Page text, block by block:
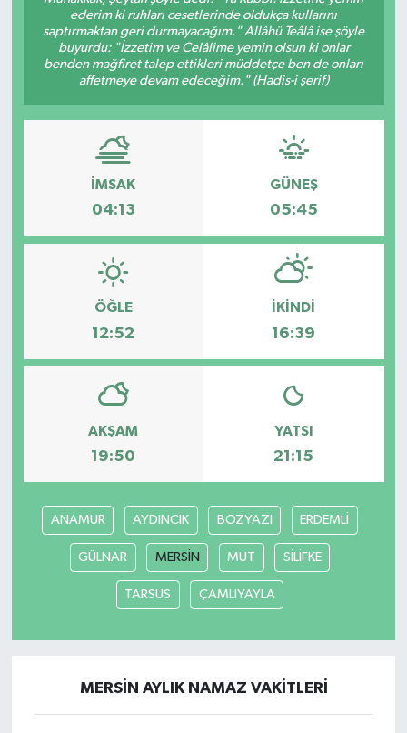
ederim ki ruhları cesetlerinde oldukça kullarını
saptırmaktan geri durmayacağım." Allâhü Teâlâ ise şöyle
buyurdu: "İzzetim ve Celâlime yemin olsun ki onlar
benden mağfiret talep ettikleri müddetçe ben de onları
affetmeye devam edeceğim." (Hadis-i şerif)
İMSAK
04:13
GÜNEŞ
05:45
ÖĞLE
12:52
İKINDI
16:39
AKŞAM
19:50
YATSI
21:15
ANAMUR AYDINCIK BOZYAZI ERDEMLİ
GÜLNAR MERSİN MUT SİLİFKE
TARSUS ÇAMLIYAYLA
MERSİN AYLIK NAMAZ VAKITLERI